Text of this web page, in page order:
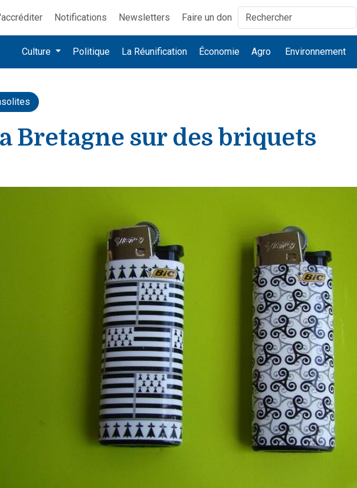
Notifications Newsletters Faire un don
Culture Politique La Réunification Économie Agro Environnement
Bretagne sur des briquets